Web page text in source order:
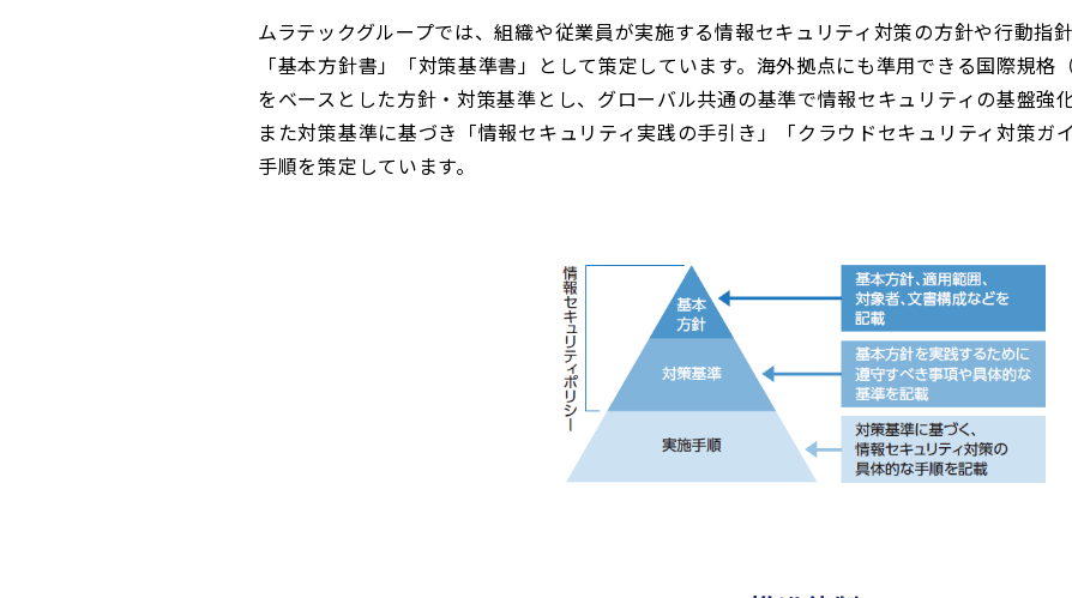
ムラテックグループでは、組織や従業員が実施する情報セキュリティ対策の方針や行動指
「基本方針書」「対策基準書」として策定しています。海外拠点にも準用できる国際規格
をベースとした方針・対策基準とし、グローバル共通の基準で情報セキュリティの基盤強
また対策基準に基づき「情報セキュリティ実践の手引き」「クラウドセキュリティ対策ガ
手順を策定しています。